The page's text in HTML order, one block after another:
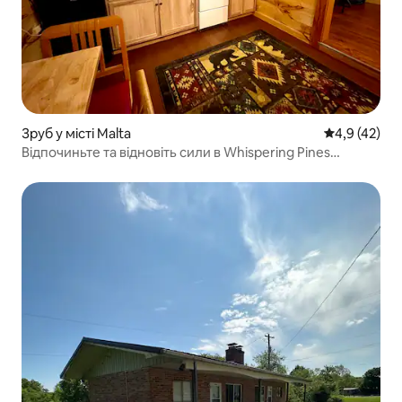
Зруб у місті Malta Середня
4,9 (42)
Відпочиньте та відновіть сили в Whispering Pines